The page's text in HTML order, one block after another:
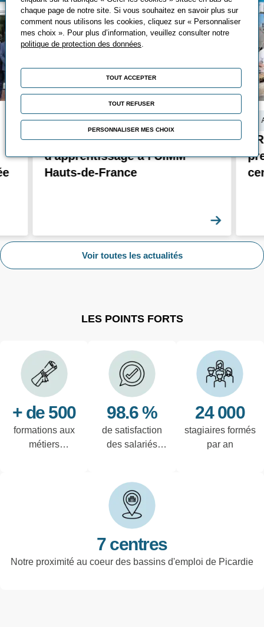
Actualité
Versez votre solde de taxe
d'apprentissage à l'UIMM
Hauts-de-France
Voir toutes les actualités
LES POINTS FORTS
+ de 500
formations aux
métiers
98.6 %
de satisfaction
des salariés
24 000
stagiaires formés
par an
7 centres
Notre proximité au coeur des bassins d'emploi de Picardie
chaque page de notre site. Si vous souhaitez en savoir plus sur
comment nous utilisons les cookies, cliquez sur « Personnaliser
mes choix ». Pour plus d’information, veuillez consulter notre
politique de protection des données.
TOUT ACCEPTER
TOUT REFUSER
PERSONNALISER MES CHOIX